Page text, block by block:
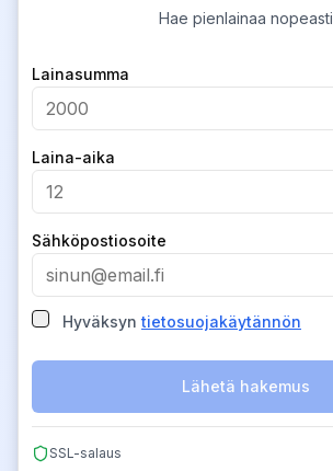
Hae pienlainaa nopeasti
Company
Lainasumma
Laina-aika
Sähköpostiosoite
Hyväksyn tietosuojakäytännön
Lähetä hakemus
SSL-salaus